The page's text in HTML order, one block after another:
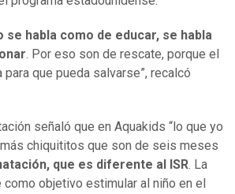
se habla como de educar, se habla
. Por eso son de rescate, porque el
que pueda salvarse”, recalcó
señaló que en Aquakids “lo que yo
chiquititos que son de seis meses
que es diferente al ISR. La
objetivo estimular al niño en el